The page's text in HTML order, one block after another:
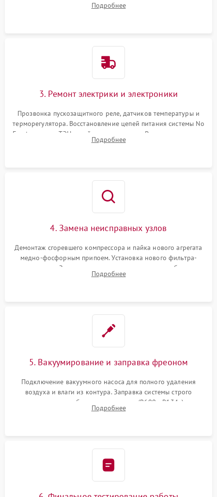
продувка капиллярной трубки для устранения засоров.
Подробнее
3. Ремонт электрики и электроники
Прозвонка пускозащитного реле, датчиков температуры и
терморегулятора. Восстановление цепей питания системы No
Frost, включая ТЭН оттайки и вентилятор. Ремонт или замена
платы управления при сбоях алгоритмов.
Подробнее
4. Замена неисправных узлов
Демонтаж сгоревшего компрессора и пайка нового агрегата
медно-фосфорным припоем. Установка нового фильтра-
осушителя. Замена изношенных вентиляторов обдува,
сломанных заслонок или поврежденных дверных петель.
Подробнее
5. Вакуумирование и заправка фреоном
Подключение вакуумного насоса для полного удаления
воздуха и влаги из контура. Заправка системы строго
дозированным объемом хладагента (R600a, R134a) по
электронным весам. Контроль рабочего давления в системе.
Подробнее